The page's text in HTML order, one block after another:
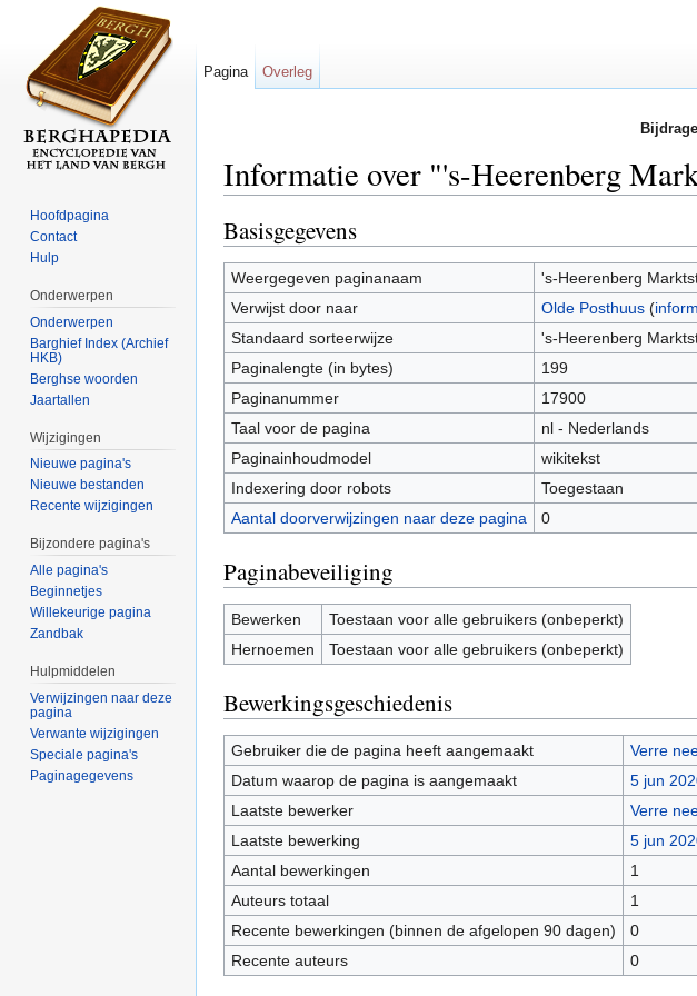
Informatie over "'s-Heerenberg
Basisgegevens
Weergegeven paginanaam
's-Heerenberg
Verwijst door naar
Olde Posthuus(
Standaard sorteerwijze
's-Heerenberg
Paginalengte (in bytes)
199
Paginanummer
17900
Taal voor de pagina
nl - Nederlands
Paginainhoudmodel
wikitekst
Indexering door robots
Toegestaan
Aantal doorverwijzingen naar deze pagina
0
Paginabeveiliging
Bewerken
Toestaan voor alle gebruikers (onbeperkt)
Hernoemen
Toestaan voor alle gebruikers (onbeperkt)
Bewerkingsgeschiedenis
Gebruiker die de pagina heeft aangemaakt Verre
Datum waarop de pagina is aangemaakt
5 jun
Laatste bewerker
Verre
Laatste bewerking
5 jun
Aantal bewerkingen
1
Auteurs totaal
1
Recente bewerkingen (binnen de afgelopen 90 dagen)
0
Recente auteurs
0
Pagina Overleg
Hoofdpagina
Contact
Hulp
Onderwerpen
Onderwerpen
Barghief Index (Archief
HKB)
Berghse woorden
Jaartallen
Wijzigingen
Nieuwe pagina's
Nieuwe bestanden
Recente wijzigingen
Bijzondere pagina's
Alle pagina's
Beginnetjes
Willekeurige pagina
Zandbak
Hulpmiddelen
Verwijzingen naar deze
pagina
Verwante wijzigingen
Speciale pagina's
Paginagegevens